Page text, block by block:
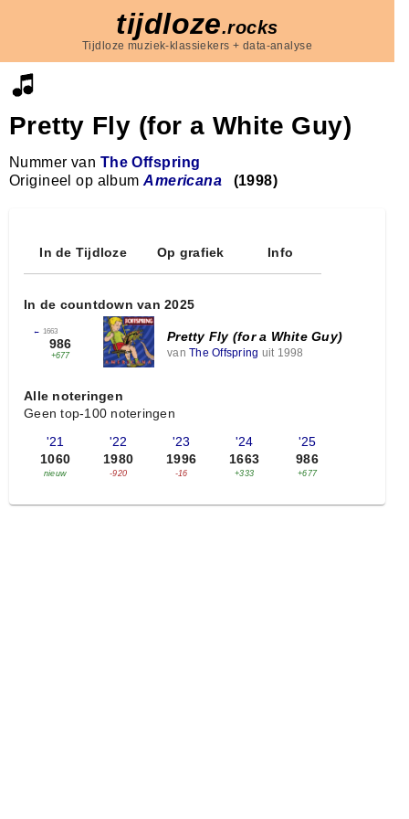
tijdloze.rocks
Tijdloze muziek-klassiekers + data-analyse
Pretty Fly (for a White Guy)
Nummer van The Offspring
Origineel op albumAmericana (1998)
In de Tijdloze Op grafiek Info
In de countdown van 2025
← 1663
986
+677
Pretty Fly (for a White Guy)
van The Offspring uit 1998
Alle noteringen
Geen top-100 noteringen
'21
1060
nieuw
'22
1980
-920
'23
1996
-16
'24
1663
+333
'25
986
+677